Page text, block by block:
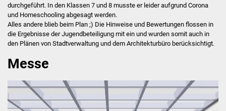
Ehrenamt
JuHa live-Betreuerteam
Jugendbeteiligung
§41a GemO
durchgeführt. In den Klassen 7 und 8 musste er leider aufgrund Corona
und Homeschooling abgesagt werden.
Alles andere blieb beim Plan ;) Die Hinweise und Bewertungen flossen in
die Ergebnisse der Jugendbeteiligung mit ein und wurden somit auch in
den Plänen von Stadtverwaltung und dem Architekturbüro berücksichtigt.
Messe